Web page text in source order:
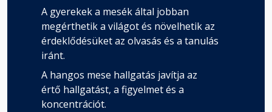
A gyerekek a mesék által jobban
megérthetik a világot és növelhetik az
érdeklődésüket az olvasás és a tanulás
iránt.
A hangos mese hallgatás javítja az
értő hallgatást, a figyelmet és a
koncentrációt.